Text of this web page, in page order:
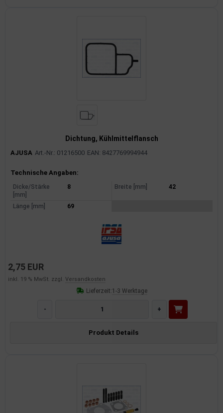
Dichtung, Kühlmittelflansch
AJUSA Art.-Nr.: 01216500 EAN: 8427769994944
Produktinformationen
Technische Angaben:
Dicke/Stärke
[mm]
8 Breite [mm] 42
Länge [mm] 69
2,75 EUR
inkl. 19 % MwSt. zzgl. Versandkosten
Lieferzeit:1-3 Werktage
- +
Produkt Details